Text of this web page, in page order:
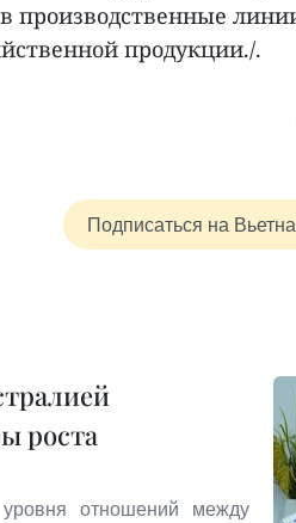
производственные
продукции./.
Подписаться на
роста
отношений между